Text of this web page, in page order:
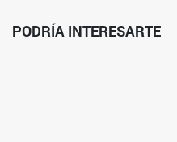
PODRÍA INTERESARTE